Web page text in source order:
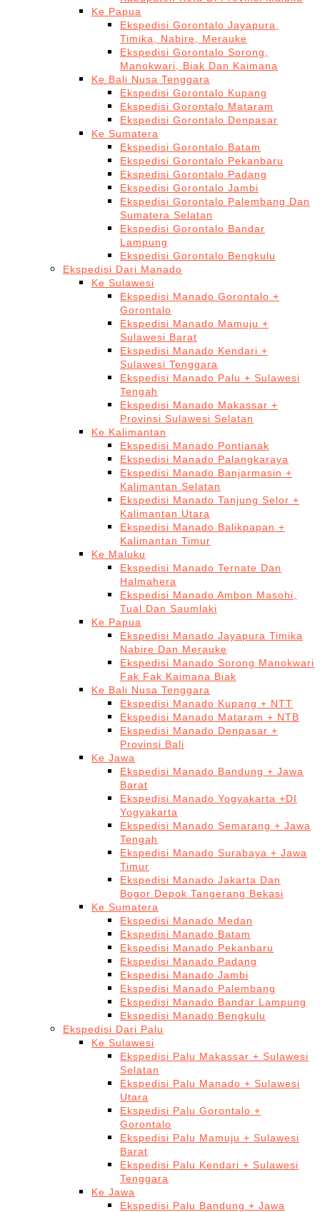
Ke Papua
Ekspedisi Gorontalo Jayapura,
Timika, Nabire, Merauke
Ekspedisi Gorontalo Sorong,
Manokwari, Biak Dan Kaimana
Ke Bali Nusa Tenggara
Ekspedisi Gorontalo Kupang
Ekspedisi Gorontalo Mataram
Ekspedisi Gorontalo Denpasar
Ke Sumatera
Ekspedisi Gorontalo Batam
Ekspedisi Gorontalo Pekanbaru
Ekspedisi Gorontalo Padang
Ekspedisi Gorontalo Jambi
Ekspedisi Gorontalo Palembang Dan
Sumatera Selatan
Ekspedisi Gorontalo Bandar
Lampung
Ekspedisi Gorontalo Bengkulu
Ekspedisi Dari Manado
Ke Sulawesi
Ekspedisi Manado Gorontalo +
Gorontalo
Ekspedisi Manado Mamuju +
Sulawesi Barat
Ekspedisi Manado Kendari +
Sulawesi Tenggara
Ekspedisi Manado Palu + Sulawesi
Tengah
Ekspedisi Manado Makassar +
Provinsi Sulawesi Selatan
Ke Kalimantan
Ekspedisi Manado Pontianak
Ekspedisi Manado Palangkaraya
Ekspedisi Manado Banjarmasin +
Kalimantan Selatan
Ekspedisi Manado Tanjung Selor +
Kalimantan Utara
Ekspedisi Manado Balikpapan +
Kalimantan Timur
Ke Maluku
Ekspedisi Manado Ternate Dan
Halmahera
Ekspedisi Manado Ambon Masohi,
Tual Dan Saumlaki
Ke Papua
Ekspedisi Manado Jayapura Timika
Nabire Dan Merauke
Ekspedisi Manado Sorong Manokwari
Fak Fak Kaimana Biak
Ke Bali Nusa Tenggara
Ekspedisi Manado Kupang + NTT
Ekspedisi Manado Mataram + NTB
Ekspedisi Manado Denpasar +
Provinsi Bali
Ke Jawa
Ekspedisi Manado Bandung + Jawa
Barat
Ekspedisi Manado Yogyakarta +DI
Yogyakarta
Ekspedisi Manado Semarang + Jawa
Tengah
Ekspedisi Manado Surabaya + Jawa
Timur
Ekspedisi Manado Jakarta Dan
Bogor Depok Tangerang Bekasi
Ke Sumatera
Ekspedisi Manado Medan
Ekspedisi Manado Batam
Ekspedisi Manado Pekanbaru
Ekspedisi Manado Padang
Ekspedisi Manado Jambi
Ekspedisi Manado Palembang
Ekspedisi Manado Bandar Lampung
Ekspedisi Manado Bengkulu
Ekspedisi Dari Palu
Ke Sulawesi
Ekspedisi Palu Makassar + Sulawesi
Selatan
Ekspedisi Palu Manado + Sulawesi
Utara
Ekspedisi Palu Gorontalo +
Gorontalo
Ekspedisi Palu Mamuju + Sulawesi
Barat
Ekspedisi Palu Kendari + Sulawesi
Tenggara
Ke Jawa
Ekspedisi Palu Bandung + Jawa